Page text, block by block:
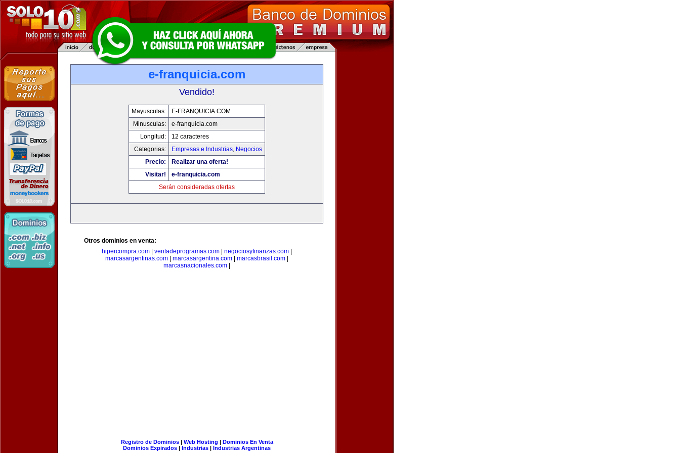
e-franquicia.com
Vendido!
Mayusculas:
E-FRANQUICIA.COM
Minusculas:
e-franquicia.com
Longitud:
12 caracteres
Categorias:
Empresas e Industrias, Negocios
Precio:
Realizar una oferta!
Visitar!
e-franquicia.com
Serán consideradas ofertas
Otros dominios en venta:
hipercompra.com
ventadeprogramas.com negociosyfinanzas.com
marcasargentinas.com
marcasargentina.com marcasbrasil.com
marcasnacionales.com
Registro de Dominios| Web Hosting | Dominios En Venta
Dominios Expirados | Industrias | Industrias Argentinas